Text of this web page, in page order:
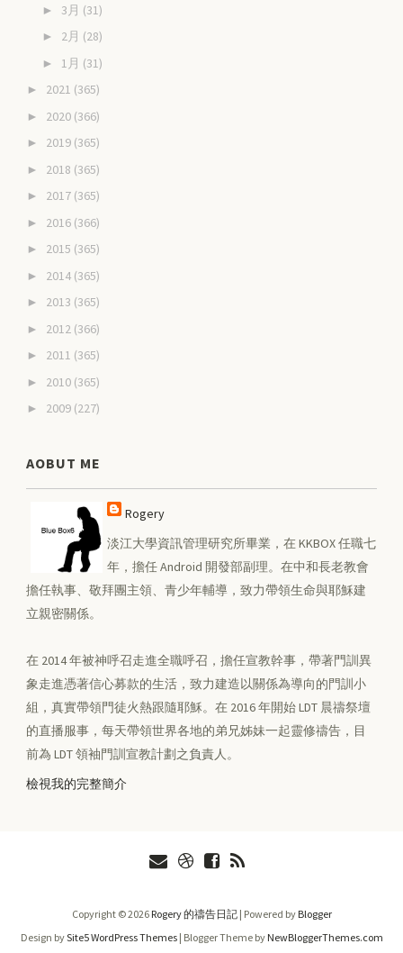
► 3月 (31)
► 2月 (28)
► 1月 (31)
► 2021 (365)
► 2020 (366)
► 2019 (365)
► 2018 (365)
► 2017 (365)
► 2016 (366)
► 2015 (365)
► 2014 (365)
► 2013 (365)
► 2012 (366)
► 2011 (365)
► 2010 (365)
► 2009 (227)
AOBUT ME
Rogery
淡江大學資訊管理研究所畢業，在 KKBOX 任職七
年，擔任 Android 開發部副理。在中和長老教會
擔任執事、敬拜團主領、青少年輔導，致力帶領生命與耶穌建
立親密關係。
在 2014 年被神呼召走進全職呼召，擔任宣教幹事，帶著門訓異
象走進憑著信心募款的生活，致力建造以關係為導向的門訓小
組，真實帶領門徒火熱跟隨耶穌。在 2016 年開始 LDT 晨禱祭壇
的直播服事，每天帶領世界各地的弟兄姊妹一起靈修禱告，目
前為 LDT 領袖門訓宣教計劃之負責人。
檢視我的完整簡介
Copyright ©2026 Rogery 的禱告日記| Powered by Blogger
Design bySite5 WordPress Themes| Blogger Theme by NewBloggerThemes.com